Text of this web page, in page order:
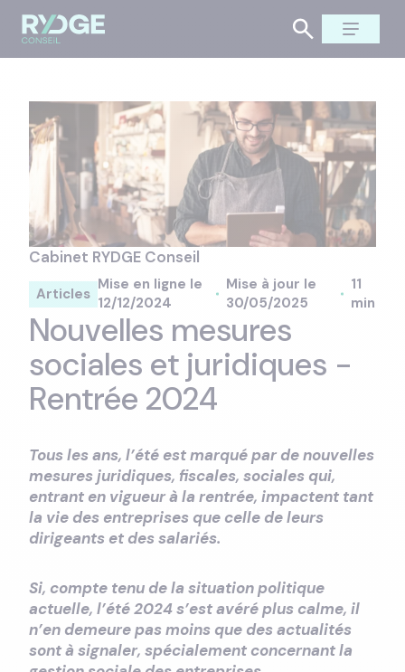
Cabinet RYDGE Conseil
Articles
Mise en ligne le
12/12/2024
Mise à jour le
30/05/2025
11
min
Nouvelles mesures
sociales et juridiques -
Rentrée 2024
Tous les ans, l’été est marqué par de nouvelles
mesures juridiques, fiscales, sociales qui,
entrant en vigueur à la rentrée, impactent tant
la vie des entreprises que celle de leurs
dirigeants et des salariés.
Si, compte tenu de la situation politique
actuelle, l’été 2024 s’est avéré plus calme, il
n’en demeure pas moins que des actualités
sont à signaler, spécialement concernant la